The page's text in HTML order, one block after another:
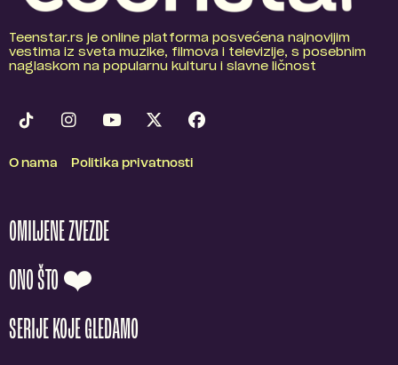
Teenstar.rs je online platforma posvećena najnovijim
vestima iz sveta muzike, filmova i televizije, s posebnim
naglaskom na popularnu kulturu i slavne ličnost
O nama Politika privatnosti
OMILJENE ZVEZDE
ONO ŠTO ❤️
SERIJE KOJE GLEDAMO